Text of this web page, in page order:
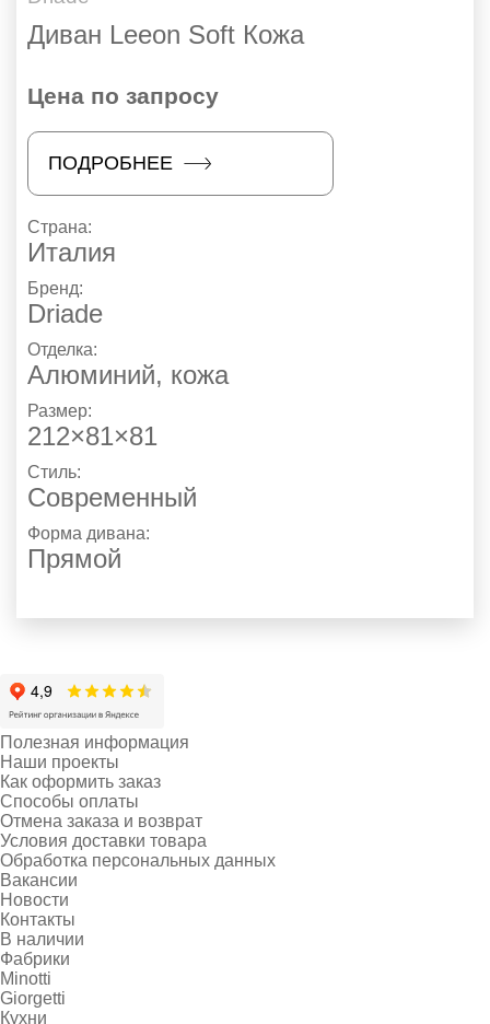
Диван Leeon Soft Кожа
Цена по запросу
ПОДРОБНЕЕ
Страна:
Италия
Бренд:
Driade
Отделка:
Алюминий, кожа
Размер:
212×81×81
Стиль:
Современный
Форма дивана:
Прямой
Полезная информация
Наши проекты
Как оформить заказ
Способы оплаты
Отмена заказа и возврат
Условия доставки товара
Обработка персональных данных
Вакансии
Новости
Контакты
В наличии
Фабрики
Minotti
Giorgetti
Кухни